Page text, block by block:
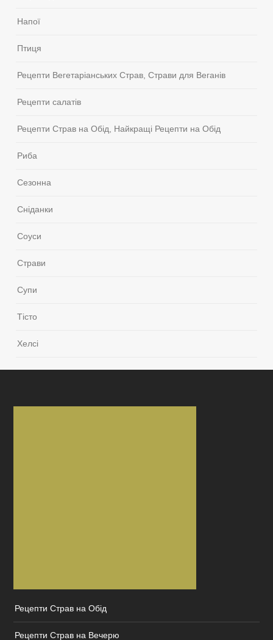
Напої
Птиця
Рецепти Вегетаріанських Страв, Страви для Веганів
Рецепти салатів
Рецепти Страв на Обід, Найкращі Рецепти на Обід
Риба
Сезонна
Сніданки
Соуси
Страви
Супи
Тісто
Хелсі
Рецепти Страв на Обід
Рецепти Страв на Вечерю